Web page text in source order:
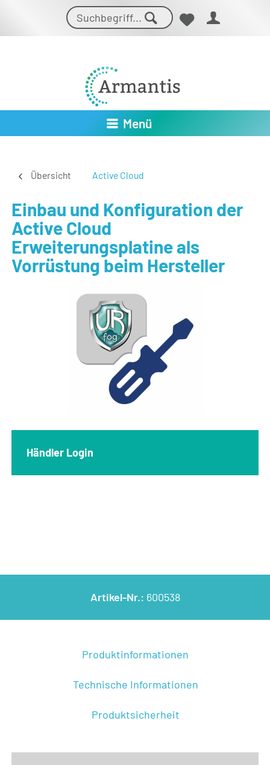
Menü
Übersicht Active Cloud
Einbau und Konfiguration der
Active Cloud
Erweiterungsplatine als
Vorrüstung beim Hersteller
Händler Login
Artikel-Nr.: 600538
Produktinformationen
Technische Informationen
Produktsicherheit